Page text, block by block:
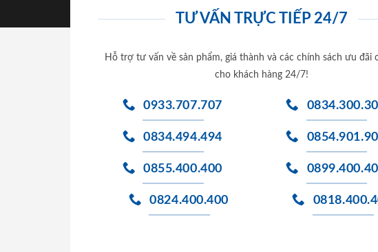
TƯ VẤN TRỰC TIẾP 24/7
Hỗ trợ tư vấn về sản phẩm, giá thành và các chính sách ưu đãi
cho khách hàng 24/7!
0933.707.707
0834.494.494
0855.400.400
0824.400.400